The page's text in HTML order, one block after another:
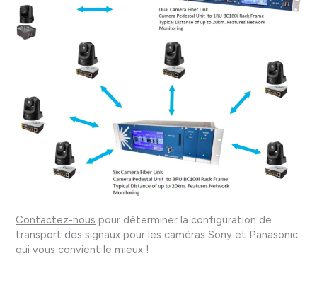
Contactez-nous pour déterminer la configuration de
transport des signaux pour les caméras Sony et Panasonic
qui vous convient le mieux !